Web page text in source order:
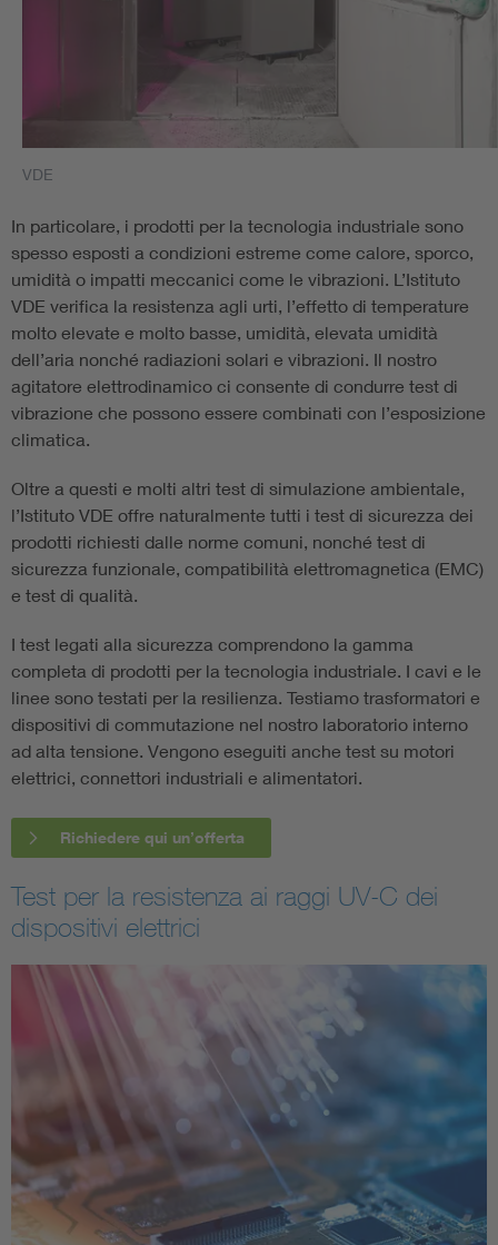
VDE
In particolare, i prodotti per la tecnologia industriale sono
spesso esposti a condizioni estreme come calore, sporco,
umidità o impatti meccanici come le vibrazioni. L’Istituto
VDE verifica la resistenza agli urti, l’effetto di temperature
molto elevate e molto basse, umidità, elevata umidità
dell’aria nonché radiazioni solari e vibrazioni. Il nostro
agitatore elettrodinamico ci consente di condurre test di
vibrazione che possono essere combinati con l’esposizione
climatica.
Oltre a questi e molti altri test di simulazione ambientale,
l’Istituto VDE offre naturalmente tutti i test di sicurezza dei
prodotti richiesti dalle norme comuni, nonché test di
sicurezza funzionale, compatibilità elettromagnetica (EMC)
e test di qualità.
I test legati alla sicurezza comprendono la gamma
completa di prodotti per la tecnologia industriale. I cavi e le
linee sono testati per la resilienza. Testiamo trasformatori e
dispositivi di commutazione nel nostro laboratorio interno
ad alta tensione. Vengono eseguiti anche test su motori
elettrici, connettori industriali e alimentatori.
Richiedere qui un’offerta
Test per la resistenza ai raggi UV-C dei
dispositivi elettrici